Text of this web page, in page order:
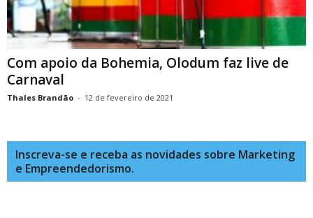
Com apoio da Bohemia, Olodum faz live de
Carnaval
Thales Brandão - 12 de fevereiro de 2021
Inscreva-se e receba as novidades sobre Marketing
e Empreendedorismo.